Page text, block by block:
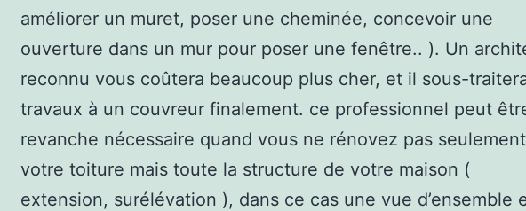
améliorer un muret, poser une cheminée, concevoir une
ouverture dans un mur pour poser une fenêtre.. ). Un
reconnu vous coûtera beaucoup plus cher, et il sous-
travaux à un couvreur finalement. ce professionnel peut
revanche nécessaire quand vous ne rénovez pas seulement
votre toiture mais toute la structure de votre maison (
extension, surélévation ), dans ce cas une vue d’ensemble